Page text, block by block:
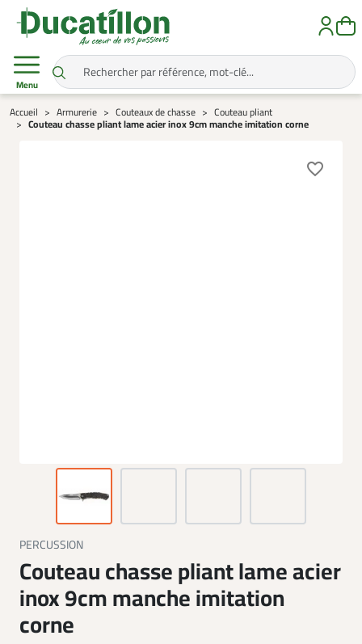
Menu
Accueil Armurerie Couteaux de chasse Couteau pliant
Couteau chasse pliant lame acier inox 9cm manche imitation corne
favorite_border
PERCUSSION
Couteau chasse pliant lame acier
inox 9cm manche imitation
corne